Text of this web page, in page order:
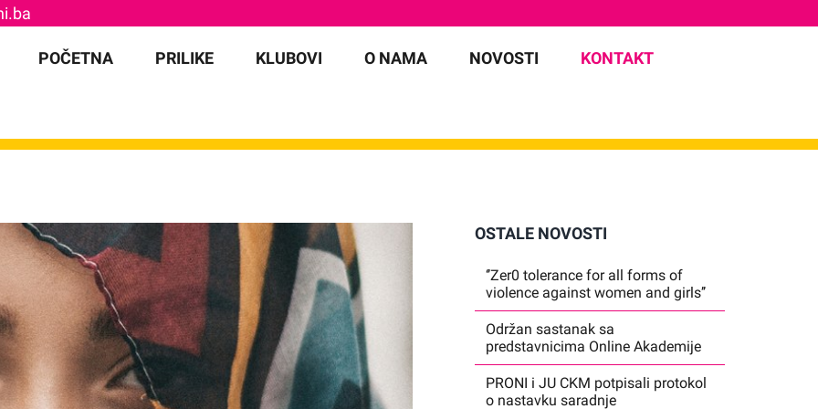
POČETNA PRILIKE KLUBOVI O NAMA NOVOSTI KONTAKT
OSTALE NOVOSTI
‘’Zer0 tolerance for all forms of
violence against women and girls’’
Održan sastanak sa
predstavnicima Online Akademije
PRONI i JU CKM potpisali protokol
o nastavku saradnje